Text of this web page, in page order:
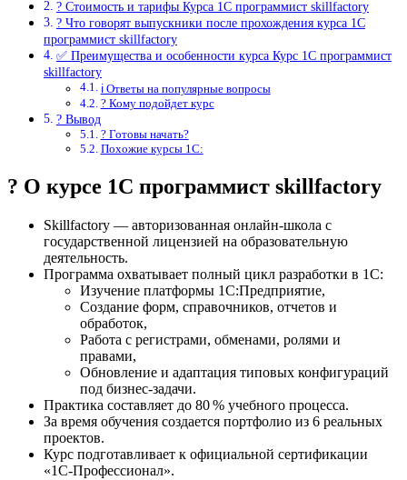
? Стоимость и тарифы Курса 1С программист skillfactory
? Что говорят выпускники после прохождения курса 1С
программист skillfactory
✅ Преимущества и особенности курса Курс 1С программист
skillfactory
ℹ️ Ответы на популярные вопросы
? Кому подойдет курс
? Вывод
? Готовы начать?
Похожие курсы 1С:
? О курсе 1С программист skillfactory
Skillfactory — авторизованная онлайн-школа с
государственной лицензией на образовательную
деятельность.
Программа охватывает полный цикл разработки в 1С:
Изучение платформы 1С:Предприятие,
Создание форм, справочников, отчетов и
обработок,
Работа с регистрами, обменами, ролями и
правами,
Обновление и адаптация типовых конфигураций
под бизнес-задачи.
Практика составляет до 80 % учебного процесса.
За время обучения создается портфолио из 6 реальных
проектов.
Курс подготавливает к официальной сертификации
«1С‑Профессионал».